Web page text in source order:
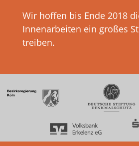
Wir hoffen bis Ende 2018
Innenarbeiten ein großes
treiben.